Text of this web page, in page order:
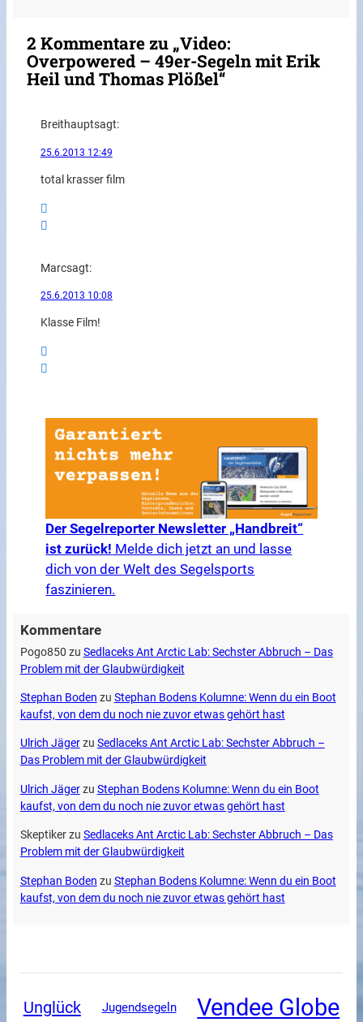
2 Kommentare zu „Video:
Overpowered – 49er-Segeln mit Erik
Heil und Thomas Plößel“
Breithauptsagt:
25.6.2013 12:49
total krasser film
Marcsagt:
25.6.2013 10:08
Klasse Film!
Der Segelreporter Newsletter „Handbreit“
ist zurück! Melde dich jetzt an und lasse
dich von der Welt des Segelsports
faszinieren.
Kommentare
Pogo850 zu Sedlaceks Ant Arctic Lab: Sechster Abbruch – Das
Problem mit der Glaubwürdigkeit
Stephan Boden zu Stephan Bodens Kolumne: Wenn du ein Boot
kaufst, von dem du noch nie zuvor etwas gehört hast
Ulrich Jägerzu Sedlaceks Ant Arctic Lab: Sechster Abbruch –
Das Problem mit der Glaubwürdigkeit
Ulrich Jägerzu Stephan Bodens Kolumne: Wenn du ein Boot
kaufst, von dem du noch nie zuvor etwas gehört hast
Skeptikerzu Sedlaceks Ant Arctic Lab: Sechster Abbruch – Das
Problem mit der Glaubwürdigkeit
Stephan Boden zu Stephan Bodens Kolumne: Wenn du ein Boot
kaufst, von dem du noch nie zuvor etwas gehört hast
Unglück Jugendsegeln Vendee Globe